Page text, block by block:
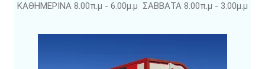
ΚΑΘΗΜΕΡΙΝΑ 8.00π.μ - 6.00μ.μ ΣΑΒΒΑΤΑ 8.00π.μ - 3.00μ.μ